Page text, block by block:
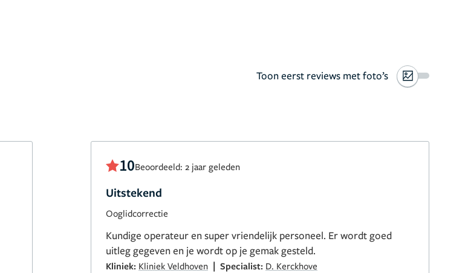
Toon eerst reviews met foto’s
10Beoordeeld: 2 jaar geleden
Uitstekend
Ooglidcorrectie
Kundige operateur en super vriendelijk personeel. Er wordt goed
uitleg gegeven en je wordt op je gemak gesteld.
Kliniek: Kliniek Veldhoven | Specialist: D. Kerckhove